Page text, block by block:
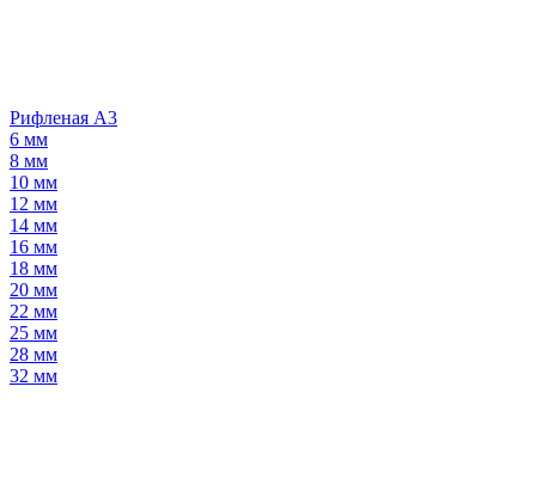
Рифленая А3
6 мм
8 мм
10 мм
12 мм
14 мм
16 мм
18 мм
20 мм
22 мм
25 мм
28 мм
32 мм